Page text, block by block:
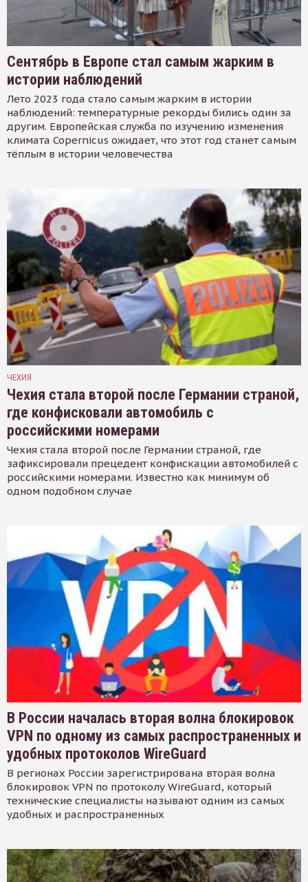
Сентябрь в Европе стал самым жарким в
истории наблюдений
Лето 2023 года стало самым жарким в истории
наблюдений: температурные рекорды бились один за
другим. Европейская служба по изучению изменения
климата Copernicus ожидает, что этот год станет самым
тёплым в истории человечества
ЧЕХИЯ
Чехия стала второй после Германии страной,
где конфисковали автомобиль с
российскими номерами
Чехия стала второй после Германии страной, где
зафиксировали прецедент конфискации автомобилей с
российскими номерами. Известно как минимум об
одном подобном случае
В России началась вторая волна блокировок
VPN по одному из самых распространенных и
удобных протоколов WireGuard
В регионах России зарегистрирована вторая волна
блокировок VPN по протоколу WireGuard, который
технические специалисты называют одним из самых
удобных и распространенных